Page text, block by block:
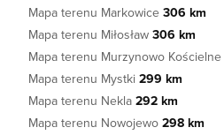
Mapa terenu Markowice 306 km
Mapa terenu Miłosław 306 km
Mapa terenu Murzynowo Kościelne
Mapa terenu Mystki 299 km
Mapa terenu Nekla 292 km
Mapa terenu Nowojewo 298 km